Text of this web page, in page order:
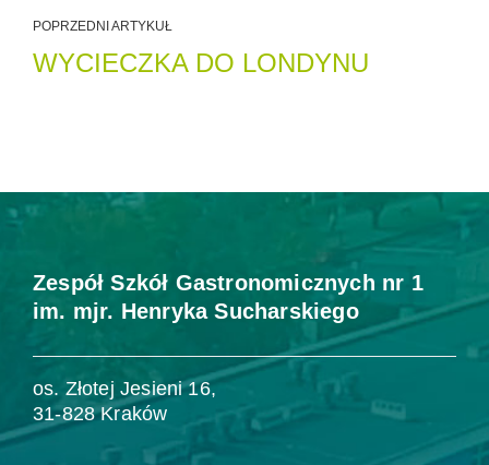
POPRZEDNI ARTYKUŁ
WYCIECZKA DO LONDYNU
Zespół Szkół Gastronomicznych nr 1
im. mjr. Henryka Sucharskiego
os. Złotej Jesieni 16,
31-828 Kraków